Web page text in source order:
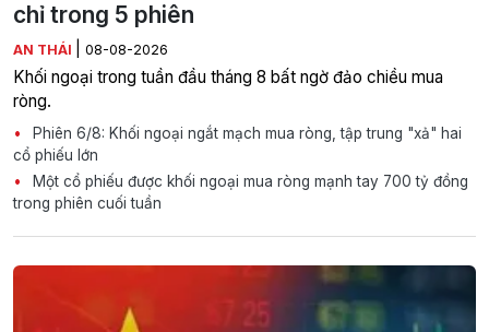
chỉ trong 5 phiên
AN THÁI 08-08-2026
Khối ngoại trong tuần đầu tháng 8 bất ngờ đảo chiều mua
ròng.
Phiên 6/8: Khối ngoại ngắt mạch mua ròng, tập trung "xả" hai
cổ phiếu lớn
Một cổ phiếu được khối ngoại mua ròng mạnh tay 700 tỷ đồng
trong phiên cuối tuần